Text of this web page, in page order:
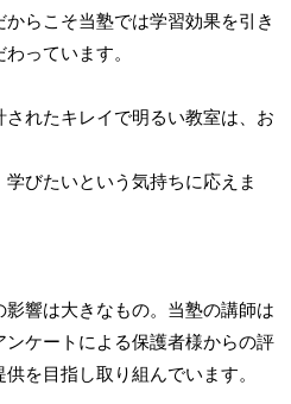
らこそ当塾では学習効果を引き
っています。
れたキレイで明るい教室は、お
学びたいという気持ちに応えま
響は大きなもの。当塾の講師は
ケートによる保護者様からの評
を目指し取り組んでいます。